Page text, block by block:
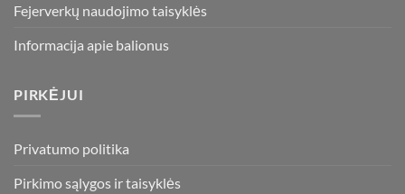
Fejerverkų naudojimo taisyklės
Informacija apie balionus
PIRKĖJUI
Privatumo politika
Pirkimo sąlygos ir taisyklės